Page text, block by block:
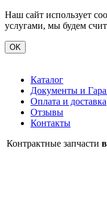
Наш сайт использует
услугами, мы будем
OK
Каталог
Документы и
Оплата и доставка
Отзывы
Контакты
Контрактные запчасти